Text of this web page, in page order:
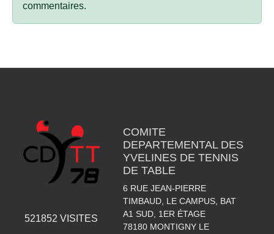
commentaires.
521852 VISITES
COMITE
DEPARTEMENTAL DES
YVELINES DE TENNIS
DE TABLE
6 RUE JEAN-PIERRE
TIMBAUD, LE CAMPUS, BAT
A1 SUD, 1ER ÉTAGE
78180 MONTIGNY LE